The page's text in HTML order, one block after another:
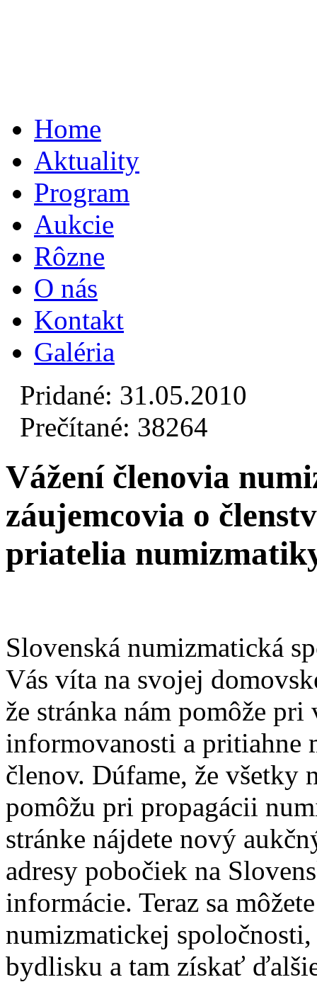
Home
Aktuality
Program
Aukcie
Rôzne
O nás
Kontakt
Galéria
Pridané: 31.05.2010
Prečítané: 38264
Vážení členovia
záujemcovia o
priatelia
Slovenská numizmatická
Vás víta na svojej
že stránka nám pomôže
informovanosti a pritiahne
členov. Dúfame, že všetky
pomôžu pri propagácii
stránke nájdete nový
adresy pobočiek na
informácie. Teraz sa
numizmatickej
bydlisku a tam získať